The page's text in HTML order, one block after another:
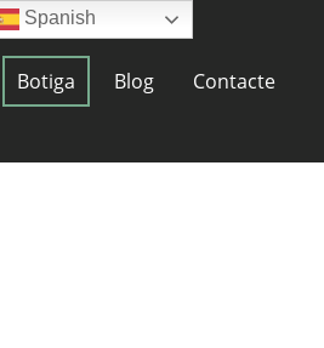
Botiga Blog Contacte
Spanish